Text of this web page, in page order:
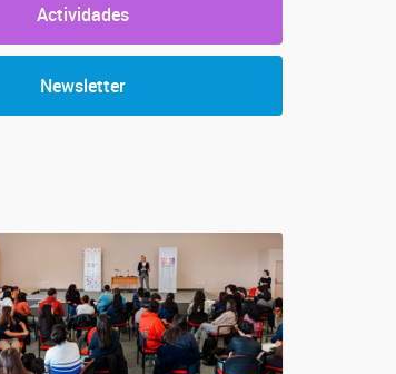
Actividades
Newsletter